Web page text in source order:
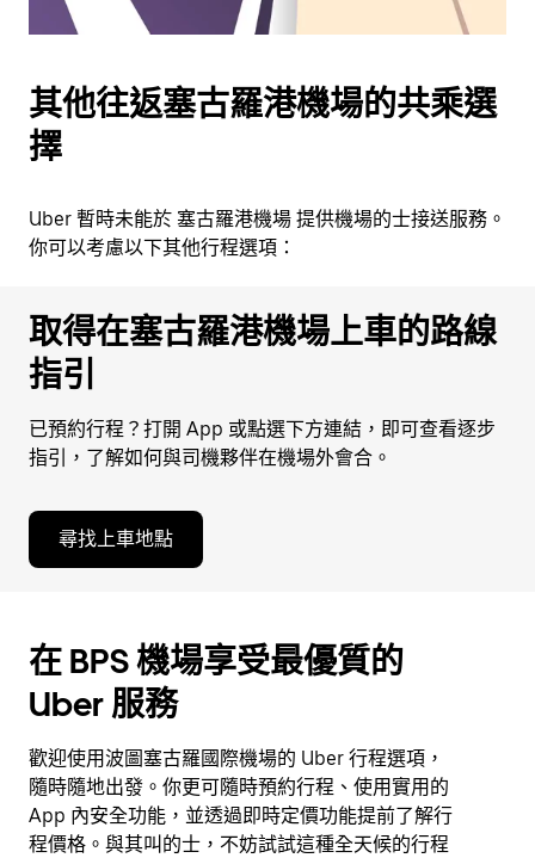
按
鈕
即
關
閉
其他往返塞古羅港機場的共乘選
擇
Uber 暫時未能於 塞古羅港機場 提供機場的士接送服務。
你可以考慮以下其他行程選項：
取得在塞古羅港機場上車的路線
指引
已預約行程？打開 App 或點選下方連結，即可查看逐步
指引，了解如何與司機夥伴在機場外會合。
尋找上車地點
在 BPS 機場享受最優質的
Uber 服務
歡迎使用波圖塞古羅國際機場的 Uber 行程選項，
隨時隨地出發。你更可隨時預約行程、使用實用的
App 內安全功能，並透過即時定價功能提前了解行
程價格。與其叫的士，不妨試試這種全天候的行程